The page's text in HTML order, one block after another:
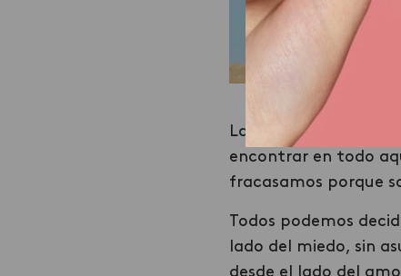
La felicidad es una
encontrar en todo
fracasamos porque
Todos podemos
lado del miedo, sin